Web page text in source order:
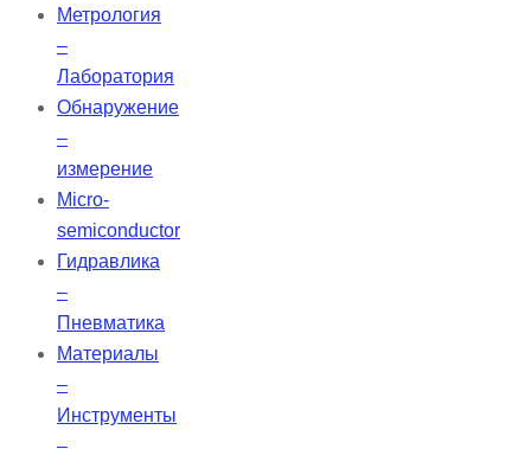
Метрология
–
Лаборатория
Обнаружение
–
измерение
Micro-
semiconductor
Гидравлика
–
Пневматика
Материалы
–
Инструменты